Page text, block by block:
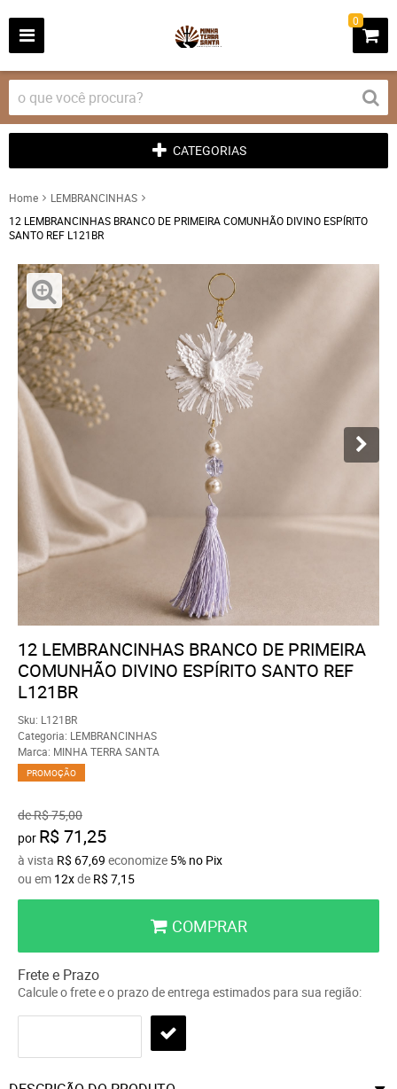
0
CATEGORIAS
Home
LEMBRANCINHAS
12 LEMBRANCINHAS BRANCO DE PRIMEIRA COMUNHÃO DIVINO ESPÍRITO
SANTO REF L121BR
12 LEMBRANCINHAS BRANCO DE PRIMEIRA
COMUNHÃO DIVINO ESPÍRITO SANTO REF
L121BR
Sku: L121BR
Categoria: LEMBRANCINHAS
Marca: MINHA TERRA SANTA
PROMOÇÃO
deR$ 75,00
por R$ 71,25
à vista R$ 67,69 economize 5% no Pix
ou em 12xde R$ 7,15
COMPRAR
Frete e Prazo
Calcule o frete e o prazo de entrega estimados para sua região: